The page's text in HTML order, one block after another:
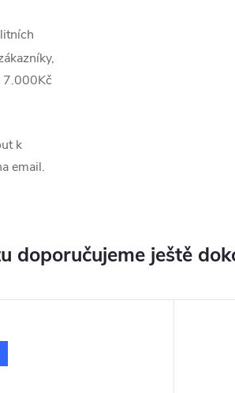
7.000Kč
k
email.
doporučujeme ještě